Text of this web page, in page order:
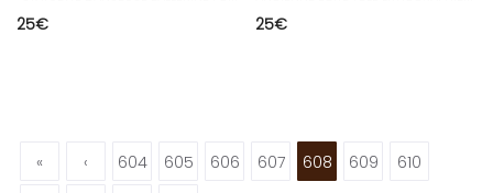
25€
25€
« ‹ 604 605 606 607 608 609
610